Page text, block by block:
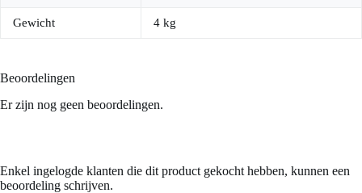
Gewicht 4 kg
Beoordelingen
Er zijn nog geen beoordelingen.
Enkel ingelogde klanten die dit product gekocht hebben, kunnen een
beoordeling schrijven.